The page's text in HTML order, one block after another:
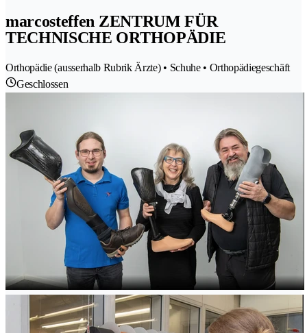
marcosteffen ZENTRUM FÜR
TECHNISCHE ORTHOPÄDIE
Orthopädie (ausserhalb Rubrik Ärzte) • Schuhe • Orthopädiegeschäft
Geschlossen